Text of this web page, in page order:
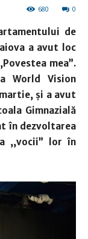
0
680
de
a avut loc
mea”.
World Vision
şi a avut
Gimnazială
în dezvoltarea
,,vocii” lor în